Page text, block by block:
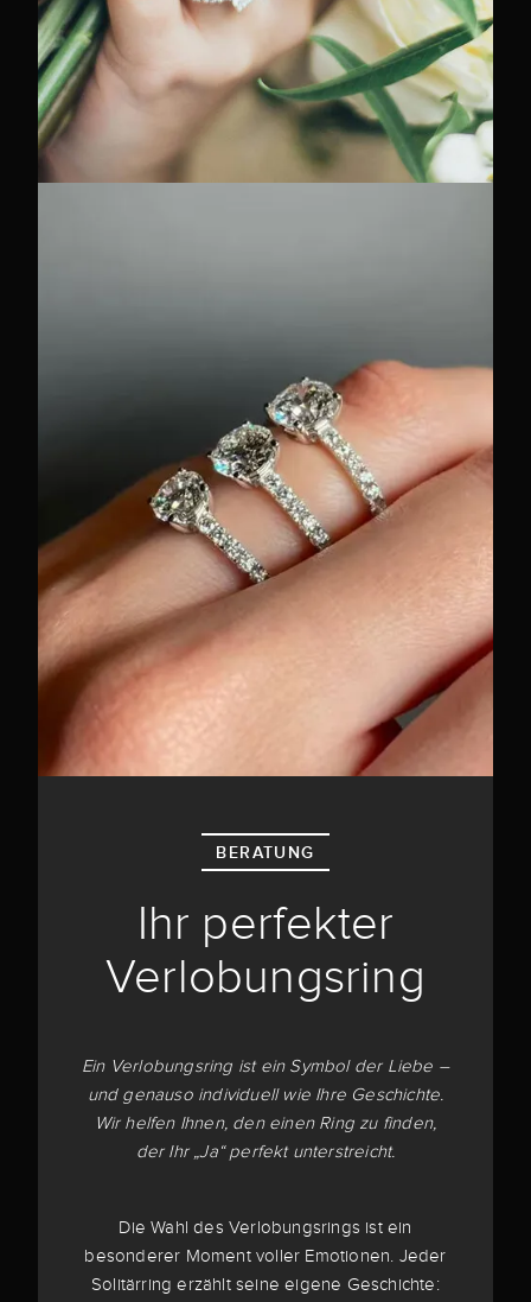
BERATUNG
Ihr perfekter
Verlobungsring
Ein Verlobungsring ist ein Symbol der Liebe –
und genauso individuell wie Ihre Geschichte.
Wir helfen Ihnen, den einen Ring zu finden,
der Ihr „Ja“ perfekt unterstreicht.
Die Wahl des Verlobungsrings ist ein
besonderer Moment voller Emotionen. Jeder
Solitärring erzählt seine eigene Geschichte: